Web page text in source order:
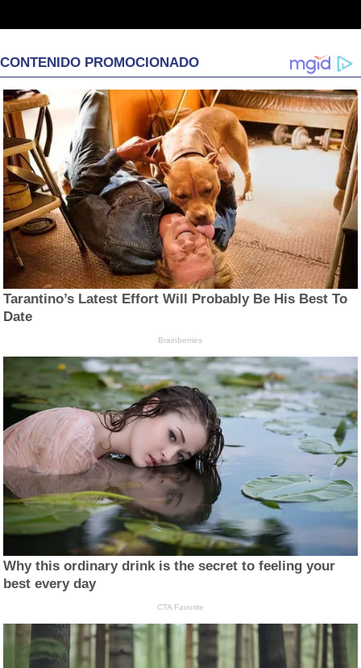
CONTENIDO PROMOCIONADO
Tarantino’s Latest Effort Will Probably Be His Best To
Date
Brainberries
Why this ordinary drink is the secret to feeling your
best every day
CTA Favorite